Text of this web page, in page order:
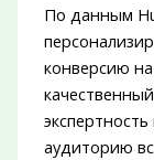
По данным
конверсию
аудиторию